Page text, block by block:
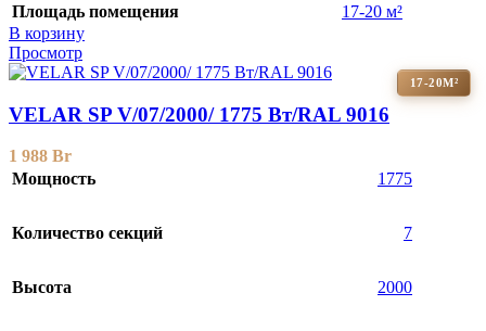
Площадь помещения
17-20 м²
В корзину
Просмотр
17-20М²
VELAR SP V/07/2000/ 1775 Bт/RAL 9016
1 988 Br
Мощность
1775
Количество секций 7
Высота 2000